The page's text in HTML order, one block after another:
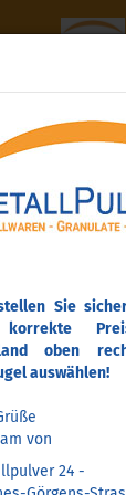
Sie
oben
auswählen!
von
24 -